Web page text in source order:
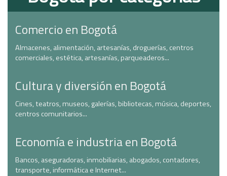
Comercio en Bogotá
Almacenes, alimentación, artesanías, droguerías, centros
comerciales, estética, artesanías, parqueaderos...
Cultura y diversión en Bogotá
Cines, teatros, museos, galerías, bibliotecas, música, deportes,
centros comunitarios...
Economía e industria en Bogotá
Bancos, aseguradoras, inmobiliarias, abogados, contadores,
transporte, informática e Internet...